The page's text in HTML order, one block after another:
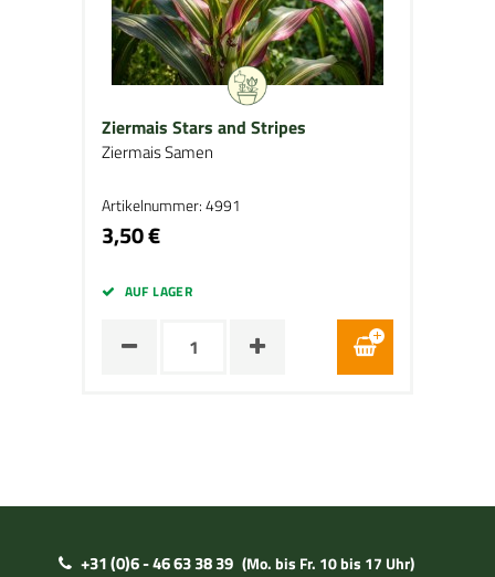
Ziermais Stars and Stripes
Ziermais Samen
Artikelnummer: 4991
3,50 €
AUF LAGER
+31 (0)6 - 46 63 38 39 (Mo. bis Fr. 10 bis 17 Uhr)